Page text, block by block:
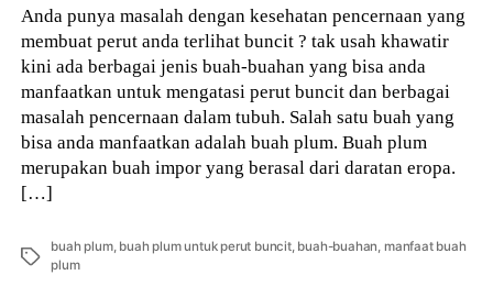
Anda punya masalah dengan kesehatan pencernaan yang
membuat perut anda terlihat buncit ? tak usah khawatir
kini ada berbagai jenis buah-buahan yang bisa anda
manfaatkan untuk mengatasi perut buncit dan berbagai
masalah pencernaan dalam tubuh. Salah satu buah yang
bisa anda manfaatkan adalah buah plum. Buah plum
merupakan buah impor yang berasal dari daratan eropa.
[…]
Tags
buah plum, buah plum untuk perut buncit, buah-buahan, manfaat buah
plum